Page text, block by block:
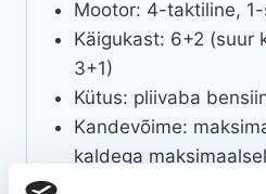
Mootor: 4-taktiline,
Käigukast: 6+2 (suur
3+1)
Kütus: pliivaba
Kandevõime:
kaldega